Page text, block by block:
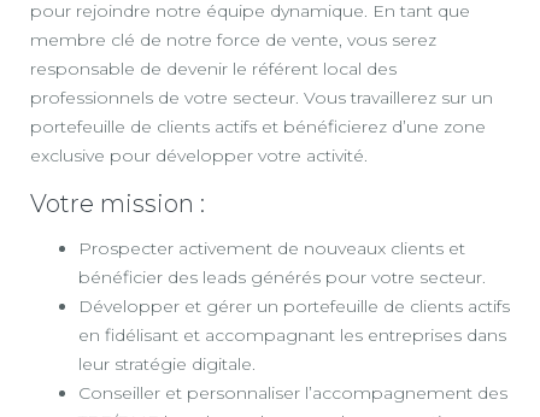
pour rejoindre notre équipe dynamique. En tant que
membre clé de notre force de vente, vous serez
responsable de devenir le référent local des
professionnels de votre secteur. Vous travaillerez sur un
portefeuille de clients actifs et bénéficierez d’une zone
exclusive pour développer votre activité.
Votre mission :
Prospecter activement de nouveaux clients et
bénéficier des leads générés pour votre secteur.
Développer et gérer un portefeuille de clients actifs
en fidélisant et accompagnant les entreprises dans
leur stratégie digitale.
Conseiller et personnaliser l’accompagnement des